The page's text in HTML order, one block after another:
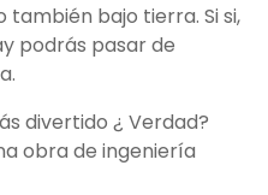
también bajo tierra. Si si,
podrás pasar de
divertido ¿ Verdad?
obra de ingeniería